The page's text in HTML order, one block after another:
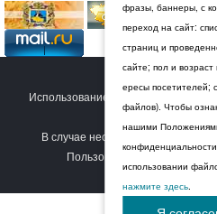
© 2026 Дума
Использование сайта
Политикой
В случае несогласия с условиями
Пользователь должен
фразы, баннеры, с
переход на сайт:
страниц и
сайте; пол и
ересы посетителей;
файлов). Чтобы
нашими
использовании
нажмите здесь.